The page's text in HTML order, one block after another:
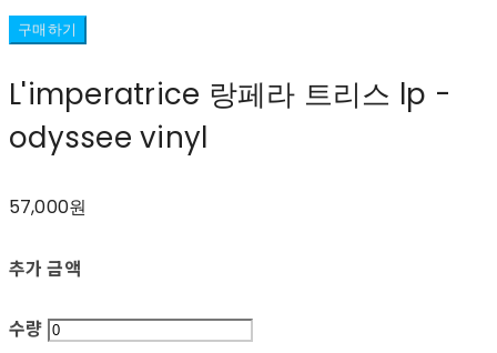
구매하기
L'imperatrice 랑페라 트리스 lp -
odyssee vinyl
57,000원
추가 금액
수량